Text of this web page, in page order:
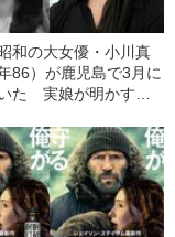
和の大女優・小川真
86）が鹿児島で3月に
た 実娘が明かす